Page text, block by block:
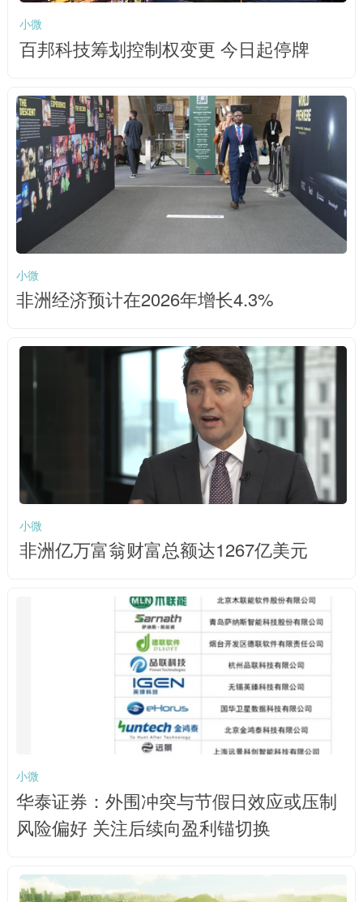
小微
百邦科技筹划控制权变更 今日起停牌
小微
非洲经济预计在2026年增长4.3%
小微
非洲亿万富翁财富总额达1267亿美元
小微
华泰证券：外围冲突与节假日效应或压制
风险偏好 关注后续向盈利锚切换